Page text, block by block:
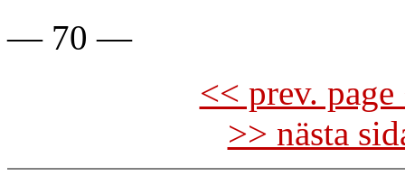
— 70 —
<< prev.
>> nästa